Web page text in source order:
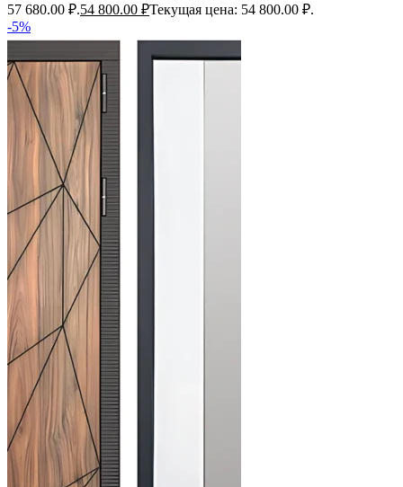
57 680.00 ₽.54 800.00 ₽Текущая цена: 54 800.00 ₽.
-5%